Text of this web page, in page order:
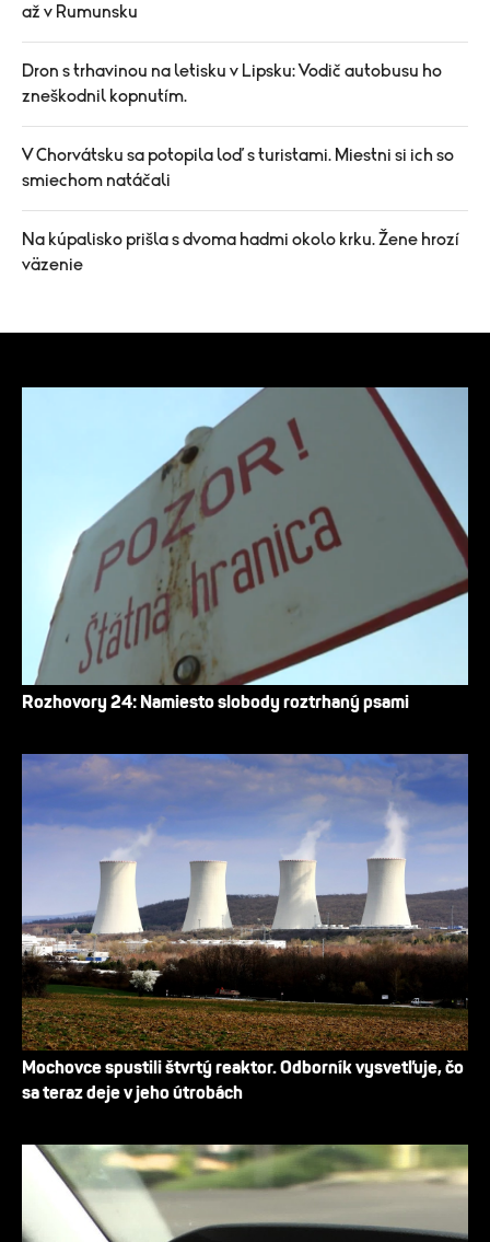
až v Rumunsku
Dron s trhavinou na letisku v Lipsku: Vodič autobusu ho
zneškodnil kopnutím.
V Chorvátsku sa potopila loď s turistami. Miestni si ich so
smiechom natáčali
Na kúpalisko prišla s dvoma hadmi okolo krku. Žene hrozí
väzenie
Rozhovory 24: Namiesto slobody roztrhaný psami
Mochovce spustili štvrtý reaktor. Odborník vysvetľuje, čo
sa teraz deje v jeho útrobách